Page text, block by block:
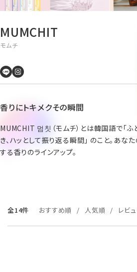
MUMCHIT
モムチ
香りにトキメクその瞬間
MUMCHIT 멈칫（モムチ）とは韓国語で「
き、ハッとして振り返る瞬間」 のこと。あな
する香りのラインアップ。
全14件 おすすめ順 人気順 レビ